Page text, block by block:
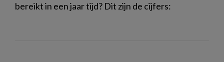
bereikt in een jaar tijd? Dit zijn de cijfers: